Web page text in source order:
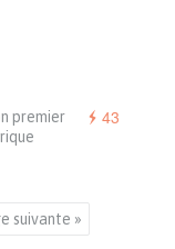
43
premier
suivante »